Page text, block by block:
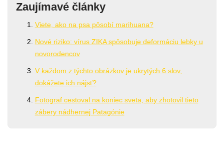
Zaujímavé články
Viete, ako na psa pôsobí marihuana?
Nové riziko: vírus ZIKA spôsobuje deformáciu lebky u
novorodencov
V každom z týchto obrázkov je ukrytých 6 slov,
dokážete ich nájsť?
Fotograf cestoval na koniec sveta, aby zhotovil tieto
zábery nádhernej Patagónie